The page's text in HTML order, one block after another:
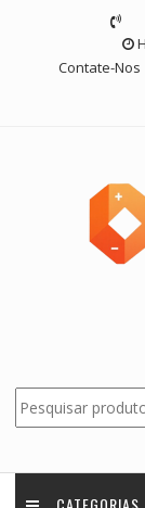
Contate-Nos